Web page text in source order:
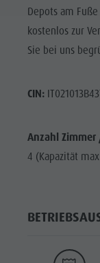
Depots am
kostenlos zur
Sie bei uns
CIN:
Anzahl
4 (Kapazität